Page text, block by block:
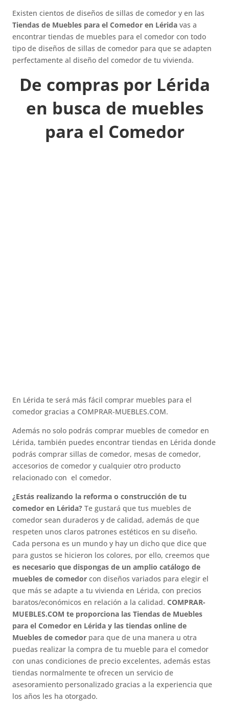
Existen cientos de diseños de sillas de comedor y en las
Tiendas de Muebles para el Comedor en Lérida vas a
encontrar tiendas de muebles para el comedor con todo
tipo de diseños de sillas de comedor para que se adapten
perfectamente al diseño del comedor de tu vivienda.
De compras por Lérida
en busca de muebles
para el Comedor
En Lérida te será más fácil comprar muebles para el
comedor gracias a COMPRAR-MUEBLES.COM.
Además no solo podrás comprar muebles de comedor en
Lérida, también puedes encontrar tiendas en Lérida donde
podrás comprar sillas de comedor, mesas de comedor,
accesorios de comedor y cualquier otro producto
relacionado con el comedor.
¿Estás realizando la reforma o construcción de tu
comedor en Lérida? Te gustará que tus muebles de
comedor sean duraderos y de calidad, además de que
respeten unos claros patrones estéticos en su diseño.
Cada persona es un mundo y hay un dicho que dice que
para gustos se hicieron los colores, por ello, creemos que
es necesario que dispongas de un amplio catálogo de
muebles de comedorcon diseños variados para elegir el
que más se adapte a tu vivienda en Lérida, con precios
baratos/económicos en relación a la calidad.COMPRAR-
MUEBLES.COM te proporciona las Tiendas de Muebles
para el Comedor en Lérida y las tiendas online de
Muebles de comedor para que de una manera u otra
puedas realizar la compra de tu mueble para el comedor
con unas condiciones de precio excelentes, además estas
tiendas normalmente te ofrecen un servicio de
asesoramiento personalizado gracias a la experiencia que
los años les ha otorgado.